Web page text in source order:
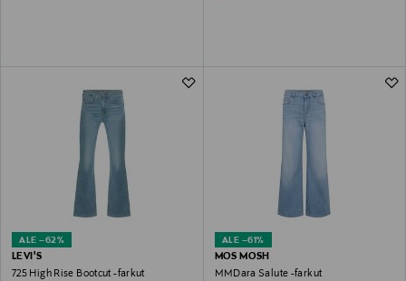
ALE –62%
LEVI'S
725 High Rise Bootcut -farkut
ALE –61%
MOS MOSH
MMDara Salute -farkut